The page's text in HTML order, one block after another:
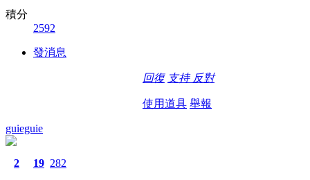
積分
2592
發消息
回復 支持 反對
使用道具 舉報
guieguie
2 19 282